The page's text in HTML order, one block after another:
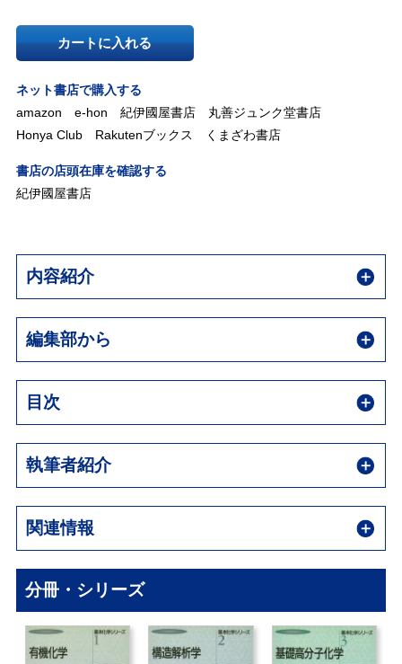
カートに入れる
ネット書店で購入する
amazon
e-hon 紀伊國屋書店
丸善ジュンク堂書店
Honya Club
Rakutenブックス くまざわ書店
書店の店頭在庫を確認する
紀伊國屋書店
内容紹介
編集部から
目次
執筆者紹介
関連情報
分冊・シリーズ